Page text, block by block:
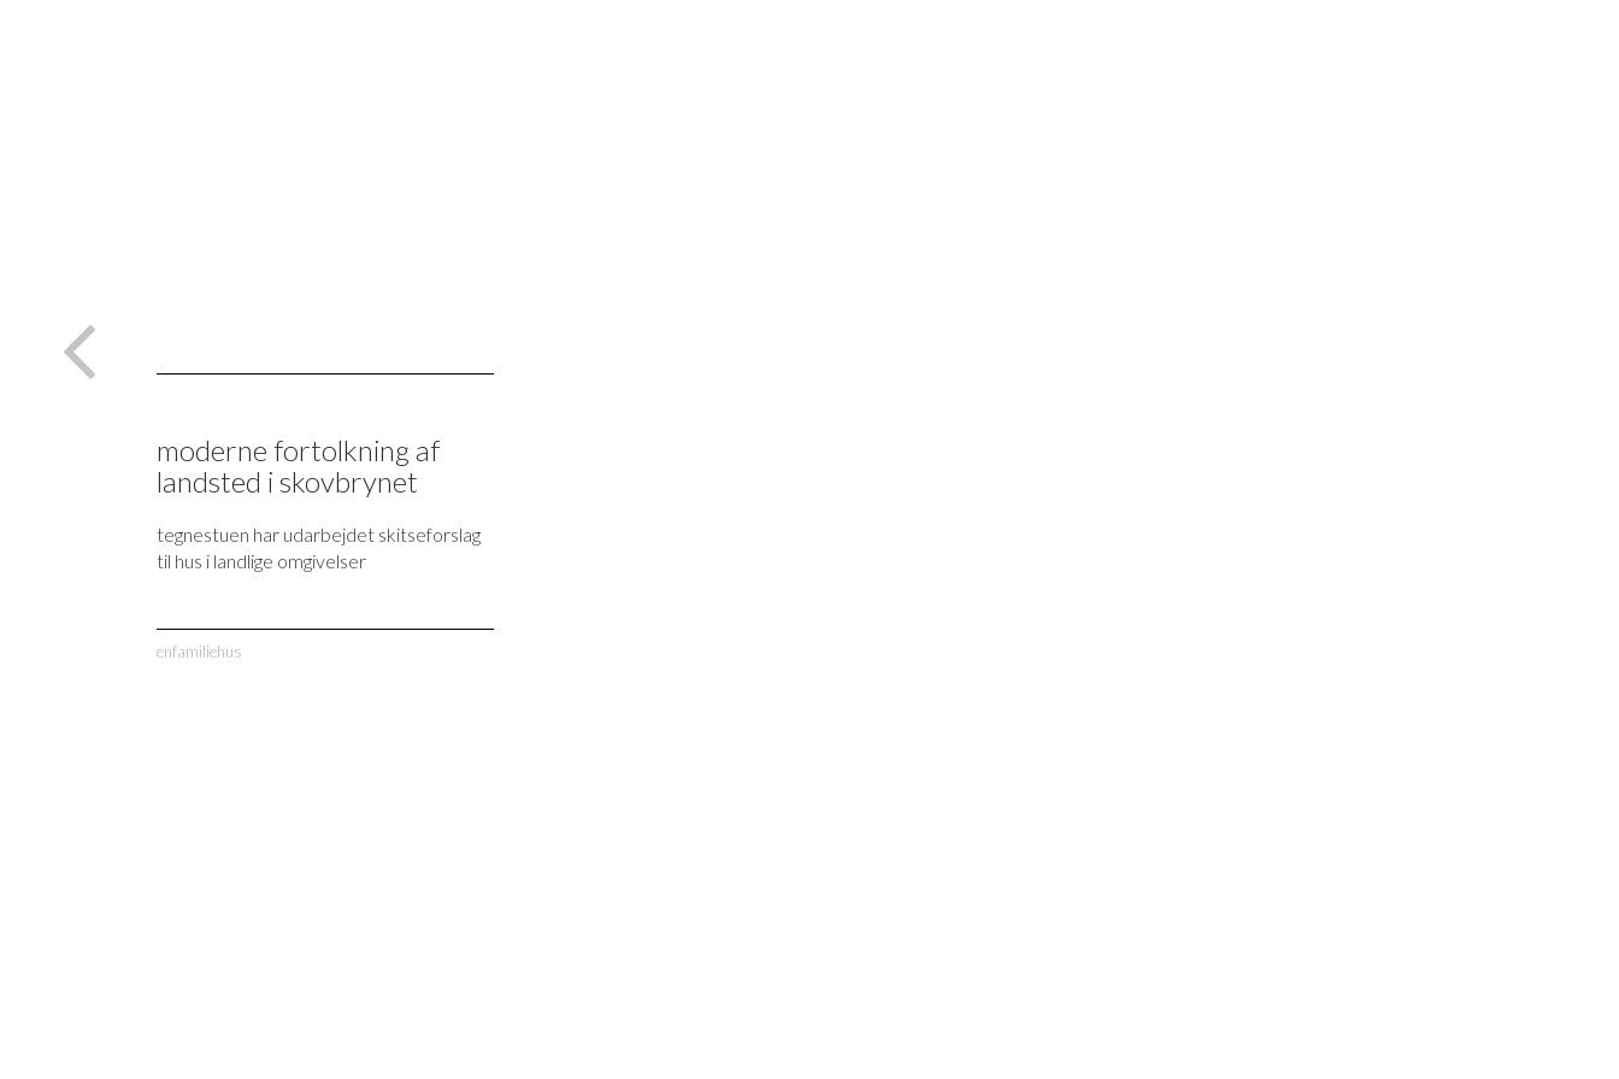
moderne fortolkning af
landsted i skovbrynet
tegnestuen har udarbejdet skitseforslag
til hus i landlige omgivelser
enfamiliehus